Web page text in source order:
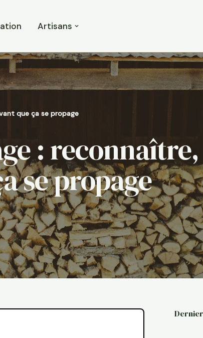
Artisans
que ça se propage
: reconnaître,
se propage